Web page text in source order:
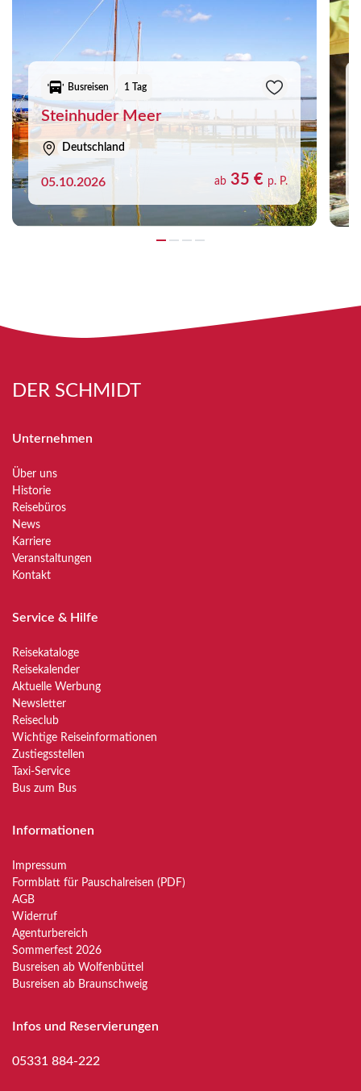
Busreisen 1 Tag
Steinhuder Meer
Deutschland
05.10.2026 ab 35 € p. P.
DER SCHMIDT
Unternehmen
Über uns
Historie
Reisebüros
News
Karriere
Veranstaltungen
Kontakt
Service & Hilfe
Reisekataloge
Reisekalender
Aktuelle Werbung
Newsletter
Reiseclub
Wichtige Reiseinformationen
Zustiegsstellen
Taxi-Service
Bus zum Bus
Informationen
Impressum
Formblatt für Pauschalreisen (PDF)
AGB
Widerruf
Agenturbereich
Sommerfest 2026
Busreisen ab Wolfenbüttel
Busreisen ab Braunschweig
Infos und Reservierungen
05331 884-222